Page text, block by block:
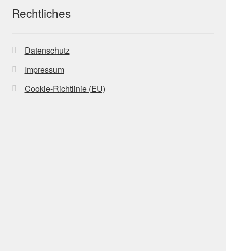
Rechtliches
Datenschutz
Impressum
Cookie-Richtlinie (EU)